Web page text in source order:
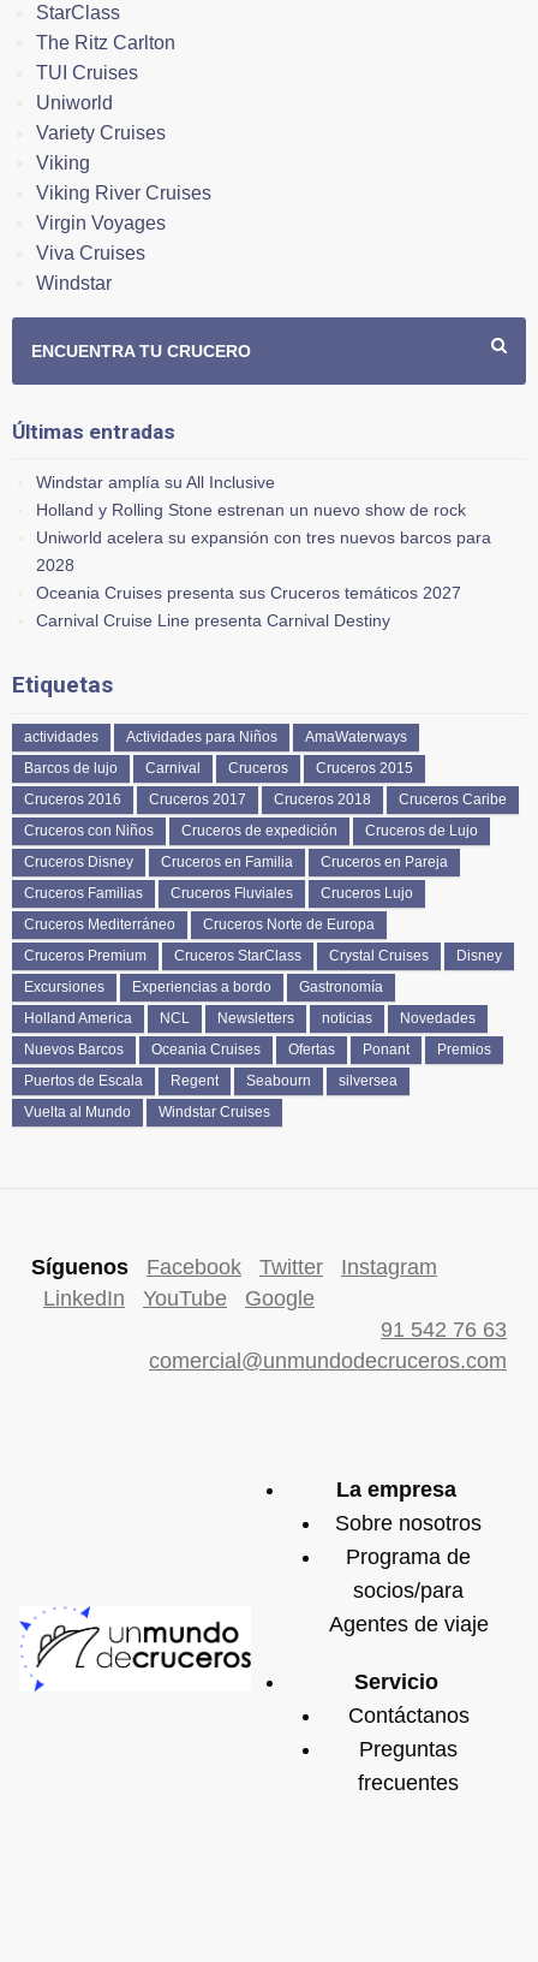
StarClass
The Ritz Carlton
TUI Cruises
Uniworld
Variety Cruises
Viking
Viking River Cruises
Virgin Voyages
Viva Cruises
Windstar
ENCUENTRA TU CRUCERO
Últimas entradas
Windstar amplía su All Inclusive
Holland y Rolling Stone estrenan un nuevo show de rock
Uniworld acelera su expansión con tres nuevos barcos para
2028
Oceania Cruises presenta sus Cruceros temáticos 2027
Carnival Cruise Line presenta Carnival Destiny
Etiquetas
actividades Actividades para Niños
AmaWaterways
Barcos de lujo
Carnival Cruceros
Cruceros 2015
Cruceros 2016
Cruceros 2017 Cruceros 2018
Cruceros Caribe
Cruceros con Niños
Cruceros de expedición
Cruceros de Lujo
Cruceros Disney
Cruceros en Familia
Cruceros en Pareja
Cruceros Familias
Cruceros Fluviales
Cruceros Lujo
Cruceros Mediterráneo
Cruceros Norte de Europa
Cruceros Premium
Cruceros StarClass Crystal Cruises
Disney
Excursiones
Experiencias a bordo
Gastronomía
Holland America
NCL Newsletters noticias
Novedades
Nuevos Barcos
Oceania Cruises Ofertas Ponant
Premios
Puertos de Escala
Regent Seabourn
silversea
Vuelta al Mundo
Windstar Cruises
Síguenos Facebook Twitter
Instagram
LinkedIn
YouTube
Google
91 542 76 63
comercial@unmundodecruceros.com
La empresa
Sobre nosotros
Programa de
socios/para
Agentes de viaje
Servicio
Contáctanos
Preguntas
frecuentes